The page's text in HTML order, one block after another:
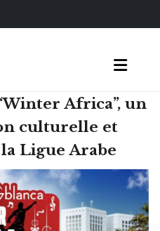
Africa”, un
culturelle et
Ligue Arabe